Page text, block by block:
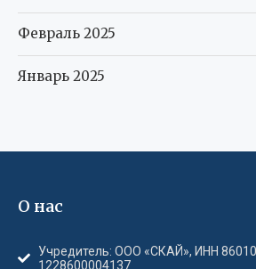
Февраль 2025
Январь 2025
О нас
Учредитель: ООО «СКАЙ», ИНН
1228600004137